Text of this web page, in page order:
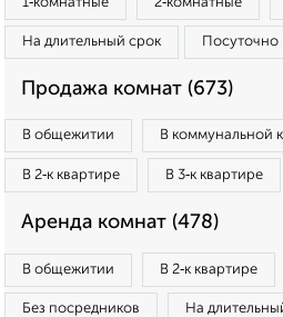
На длительный срок Посуточно
Продажа комнат (673)
В общежитии В коммунальной
В 2‑к квартире В 3‑к квартире
Аренда комнат (478)
В общежитии В 2‑к квартире
Без посредников На